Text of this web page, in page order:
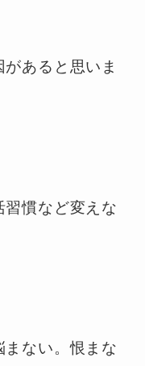
あると思いま
慣など変えな
ない。恨まな